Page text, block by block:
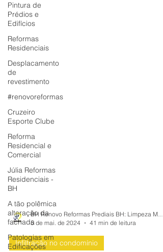
Pintura de
Prédios e
Edifícios
Reformas
Residenciais
Desplacamento
de
revestimento
#renovoreformas
Cruzeiro
Esporte Clube
Reforma
Residencial e
Comercial
Júlia Reformas
Residenciais -
BH
A tão polêmica
alteração da
fachada
Patologias em
Edificações
5 de mai. de 2024
41 min de leitura